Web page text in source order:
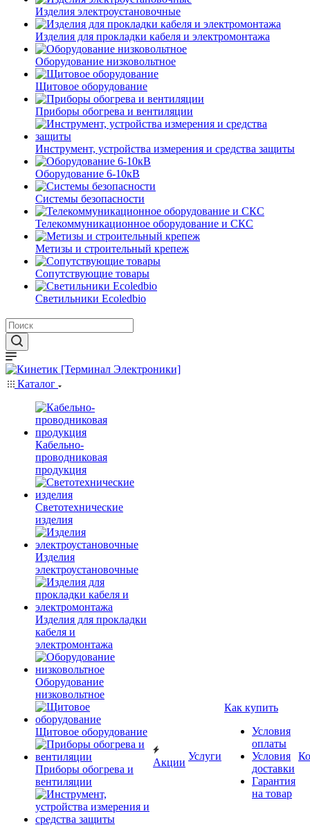
Изделия электроустановочные
Изделия для прокладки кабеля и электромонтажа
Оборудование низковольтное
Щитовое оборудование
Приборы обогрева и вентиляции
Инструмент, устройства измерения и средства защиты
Оборудование 6-10кВ
Системы безопасности
Телекоммуникационное оборудование и СКС
Метизы и строительный крепеж
Сопутствующие товары
Светильники Ecoledbio
Каталог
Кабельно-
проводниковая
продукция
Светотехнические
изделия
Изделия
электроустановочные
Изделия для прокладки
кабеля и
электромонтажа
Оборудование
низковольтное
Щитовое оборудование
Приборы обогрева и
вентиляции
Акции
Услуги
Как купить
Условия
оплаты
Условия
доставки
Гарантия
на товар